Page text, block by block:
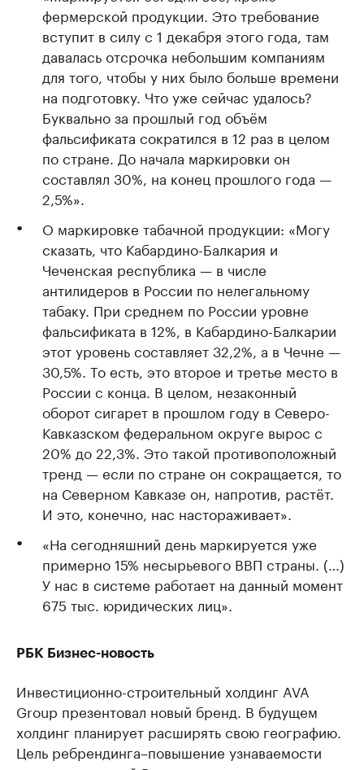
фермерской продукции. Это требование
вступит в силу с 1 декабря этого года, там
давалась отсрочка небольшим компаниям
для того, чтобы у них было больше времени
на подготовку. Что уже сейчас удалось?
Буквально за прошлый год объём
фальсификата сократился в 12 раз в целом
по стране. До начала маркировки он
составлял 30%, на конец прошлого года —
2,5%».
О маркировке табачной продукции: «Могу
сказать, что Кабардино-Балкария и
Чеченская республика — в числе
антилидеров в России по нелегальному
табаку. При среднем по России уровне
фальсификата в 12%, в Кабардино-Балкарии
этот уровень составляет 32,2%, а в Чечне —
30,5%. То есть, это второе и третье место в
России с конца. В целом, незаконный
оборот сигарет в прошлом году в Северо-
Кавказском федеральном округе вырос с
20% до 22,3%. Это такой противоположный
тренд — если по стране он сокращается, то
на Северном Кавказе он, напротив, растёт.
И это, конечно, нас настораживает».
«На сегодняшний день маркируется уже
примерно 15% несырьевого ВВП страны. (…)
У нас в системе работает на данный момент
675 тыс. юридических лиц».
РБК Бизнес-новость
Инвестиционно-строительный холдинг AVA
Group презентовал новый бренд. В будущем
холдинг планирует расширять свою географию.
Цель ребрендинга–повышение узнаваемости